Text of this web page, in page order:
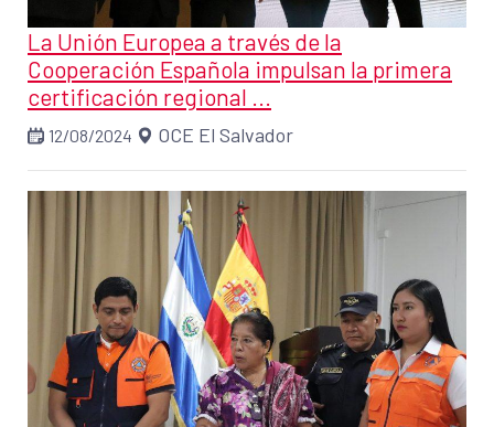
La Unión Europea a través de la
Cooperación Española impulsan la primera
certificación regional ...
12/08/2024 OCE El Salvador